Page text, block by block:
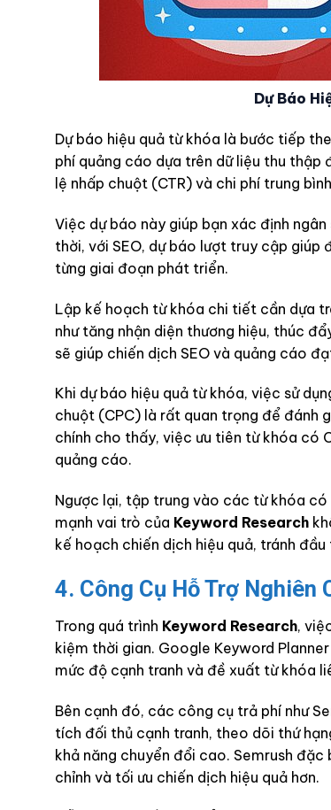
Dự Báo
Dự báo hiệu quả từ khóa là bước tiếp
phí quảng cáo dựa trên dữ liệu thu
lệ nhấp chuột (CTR) và chi phí trung
Việc dự báo này giúp bạn xác định
thời, với SEO, dự báo lượt truy cập giúp
từng giai đoạn phát triển.
Lập kế hoạch từ khóa chi tiết cần dựa
như tăng nhận diện thương hiệu, thúc
sẽ giúp chiến dịch SEO và quảng cáo
Khi dự báo hiệu quả từ khóa, việc sử
chuột (CPC) là rất quan trọng để đánh
chính cho thấy, việc ưu tiên từ khóa có
quảng cáo.
Ngược lại, tập trung vào các từ khóa có
mạnh vai trò của Keyword Research
kế hoạch chiến dịch hiệu quả, tránh đầu
4. Công Cụ Hỗ Trợ Nghiên
Trong quá trình Keyword Research,
kiệm thời gian. Google Keyword
mức độ cạnh tranh và đề xuất từ khóa
Bên cạnh đó, các công cụ trả phí như
tích đối thủ cạnh tranh, theo dõi thứ
khả năng chuyển đổi cao. Semrush
chỉnh và tối ưu chiến dịch hiệu quả hơn.